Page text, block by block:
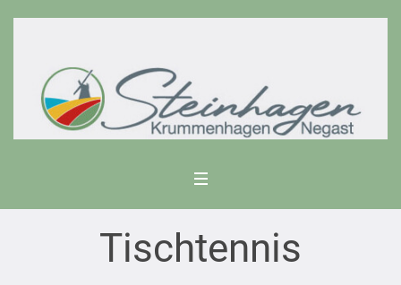
Tischtennis